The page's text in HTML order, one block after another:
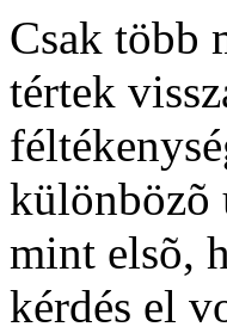
Csak több
tértek
különbözõ
mint elsõ,
kérdés el